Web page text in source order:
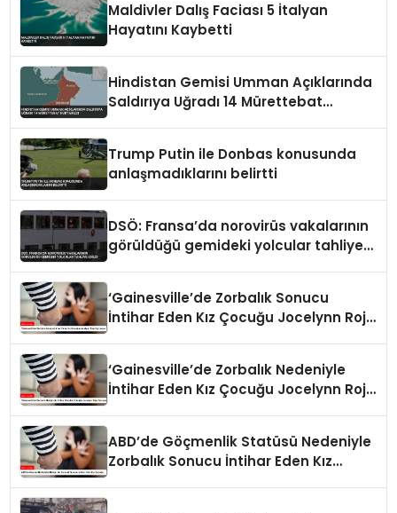
Maldivler Dalış Faciası 5 İtalyan
Hayatını Kaybetti
Hindistan Gemisi Umman Açıklarında
Saldırıya Uğradı 14 Mürettebat
Trump Putin ile Donbas konusunda
anlaşmadıklarını belirtti
DSÖ: Fransa’da norovirüs vakalarının
görüldüğü gemideki yolcular tahliye
‘Gainesville’de Zorbalık Sonucu
İntihar Eden Kız Çocuğu Jocelynn Rojo
‘Gainesville’de Zorbalık Nedeniyle
İntihar Eden Kız Çocuğu Jocelynn Rojo
ABD’de Göçmenlik Statüsü Nedeniyle
Zorbalık Sonucu İntihar Eden Kız